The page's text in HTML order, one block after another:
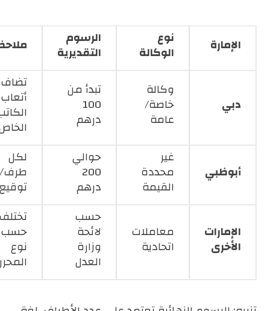
الإمارة نوع
الوكالة
الرسوم
التقديرية
دبي
وكالة
خاصة/
عامة
تبدأ من
100
درهم
تضاف
أتعاب
أبوظبي
غير
محددة
القيمة
حوالي
200
درهم
لكل
طرف/
توقيع
الإمارات
الأخرى
معاملات
اتحادية
حسب
لائحة
وزارة
العدل
حسب
نوع